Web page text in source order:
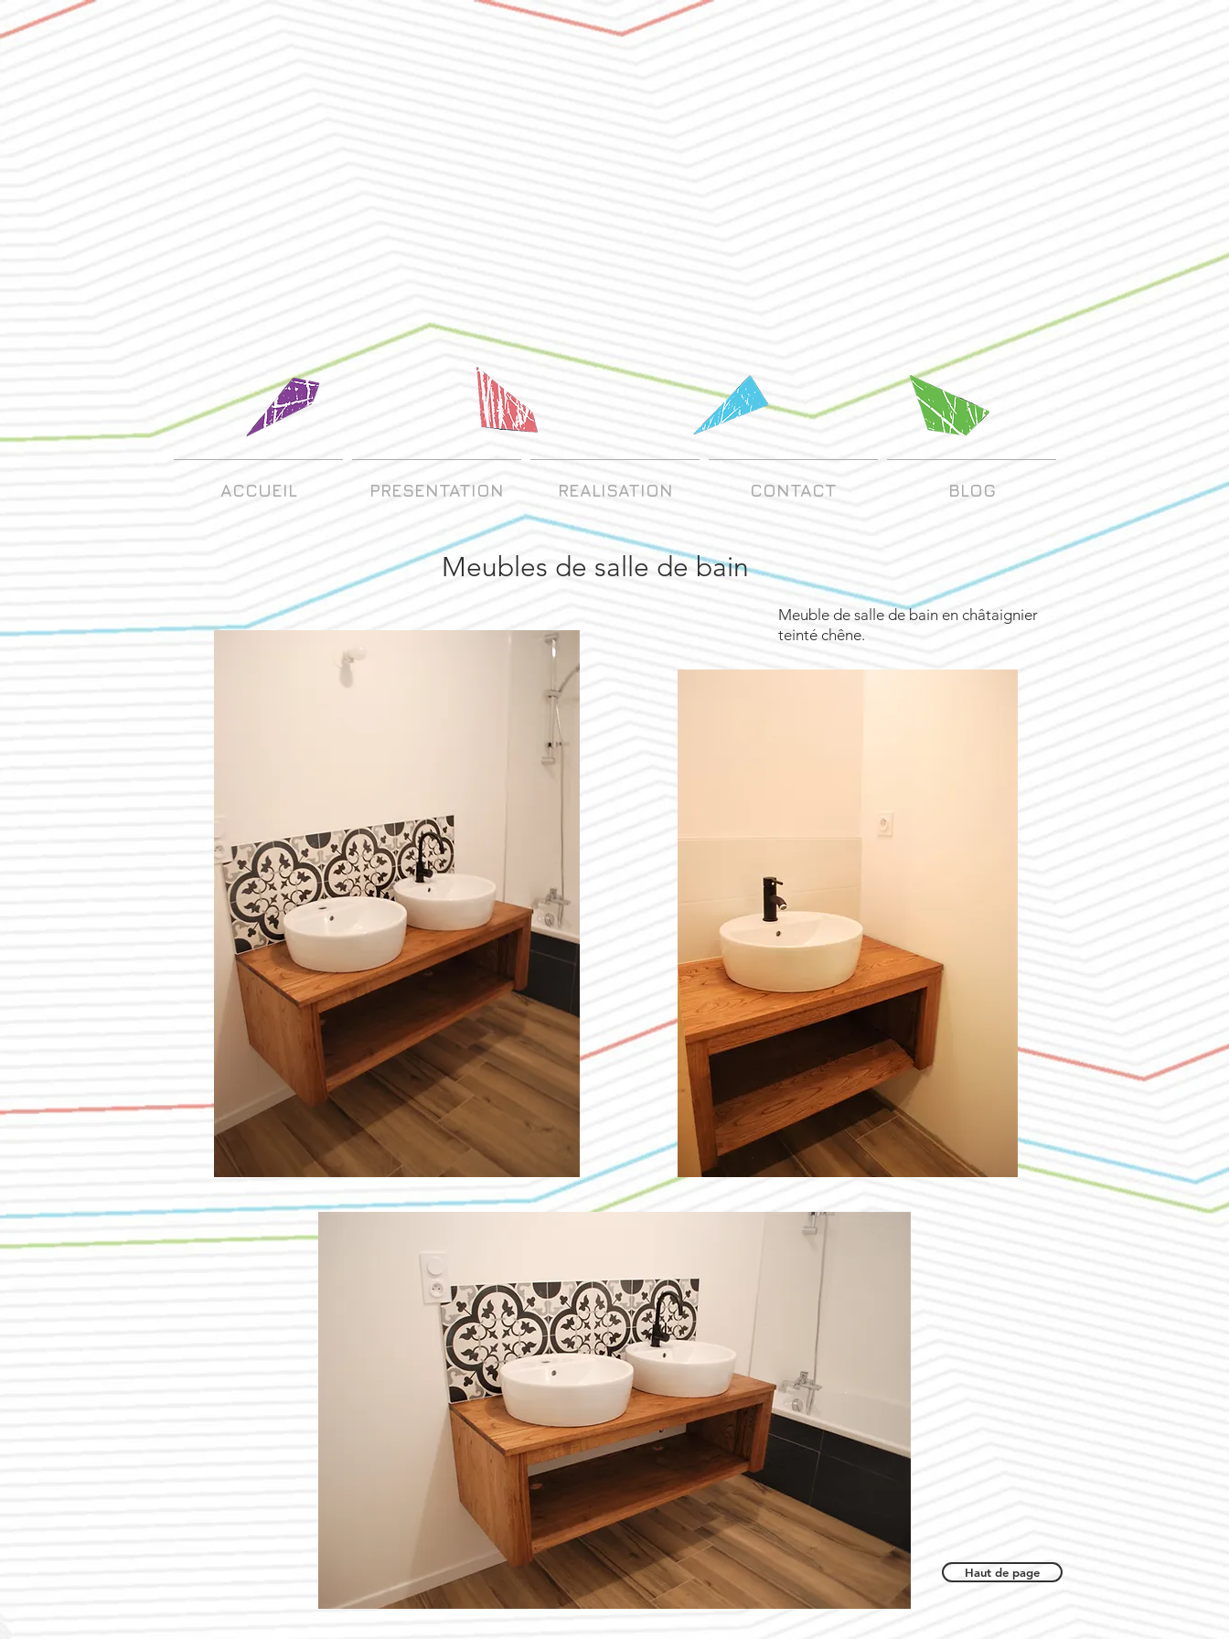
ACCUEIL PRESENTATION REALISATION CONTACT BLOG
Meubles de salle de bain
Meuble de salle de bain en châtaignier
teinté chêne.
Haut de page